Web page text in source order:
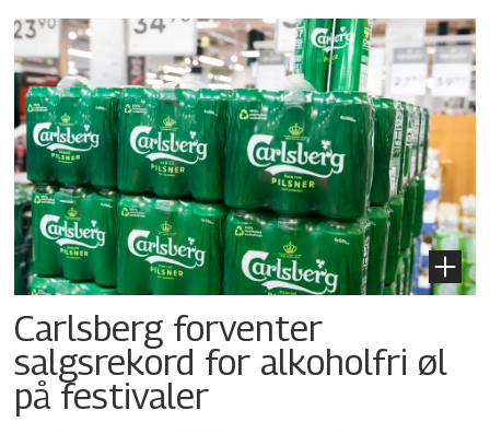
Carlsberg forventer
salgsrekord for alkoholfri øl
på festivaler